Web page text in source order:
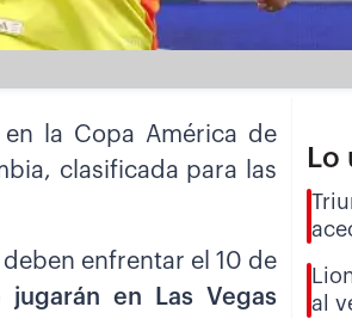
la Copa América de
clasificada para las
enfrentar el 10 de
en Las Vegas
Lo
al